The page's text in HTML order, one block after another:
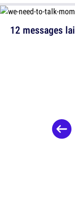
12 messages